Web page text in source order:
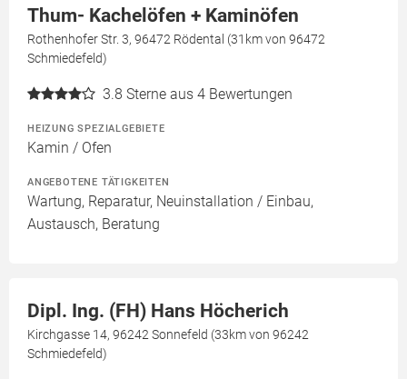
Thum- Kachelöfen + Kaminöfen
Rothenhofer Str. 3, 96472 Rödental (31km von 96472
Schmiedefeld)
3.8 Sterne aus 4 Bewertungen
HEIZUNG SPEZIALGEBIETE
Kamin / Ofen
ANGEBOTENE TÄTIGKEITEN
Wartung, Reparatur, Neuinstallation / Einbau,
Austausch, Beratung
Dipl. Ing. (FH) Hans Höcherich
Kirchgasse 14, 96242 Sonnefeld (33km von 96242
Schmiedefeld)